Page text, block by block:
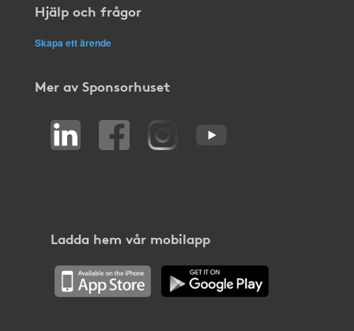
Hjälp och frågor
Skapa ett ärende
Mer av Sponsorhuset
Ladda hem vår mobilapp